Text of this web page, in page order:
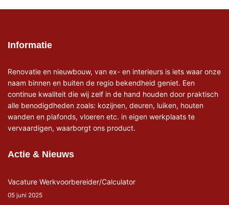
Informatie
Renovatie en nieuwbouw, van ex- en interieurs is iets waar onze
naam binnen en buiten de regio bekendheid geniet. Een
continue kwaliteit die wij zelf in de hand houden door praktisch
alle benodigdheden zoals: kozijnen, deuren, luiken, houten
wanden en plafonds, vloeren etc. in eigen werkplaats te
vervaardigen, waarborgt ons product.
Actie & Nieuws
Vacature Werkvoorbereider/Calculator
05 juni 2025